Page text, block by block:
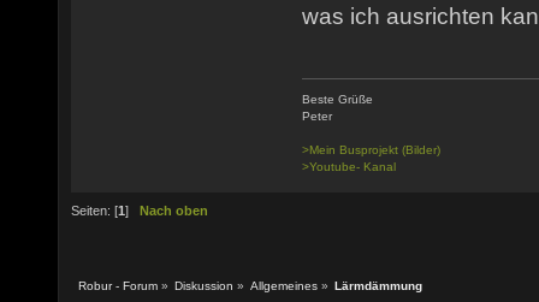
was ich ausrichten
Beste Grüße
Peter
>Mein Busprojekt (Bilder)
>Youtube- Kanal
Seiten: [1 ] Nach oben
Robur - Forum » Diskussion » Allgemeines » Lärmdämmung